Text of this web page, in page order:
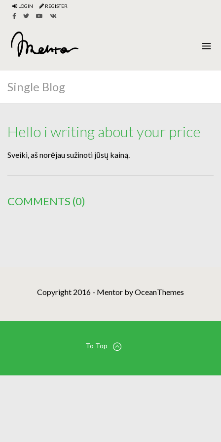
LOGIN REGISTER
Single Blog
Hello i writing about your price
Sveiki, aš norėjau sužinoti jūsų kainą.
COMMENTS (0)
Copyright 2016 - Mentor by OceanThemes
To Top